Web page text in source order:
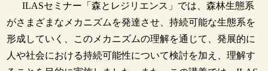
ILASセミナー「森とレジリエンス」では、森林生態系
がさまざまなメカニズムを発達させ、持続可能な生態系を
形成していく、このメカニズムの理解を通じて、発展的に
人や社会における持続可能性について検討を加え、理解す